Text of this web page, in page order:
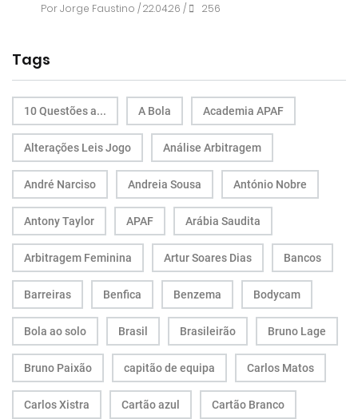
PorJorge Faustino / 22.04.26 / 256
Tags
10 Questões a... A Bola Academia APAF
Alterações Leis Jogo Análise Arbitragem
André Narciso Andreia Sousa António Nobre
Antony Taylor APAF Arábia Saudita
Arbitragem Feminina Artur Soares Dias Bancos
Barreiras Benfica Benzema Bodycam
Bola ao solo Brasil Brasileirão Bruno Lage
Bruno Paixão capitão de equipa Carlos Matos
Carlos Xistra Cartão azul Cartão Branco